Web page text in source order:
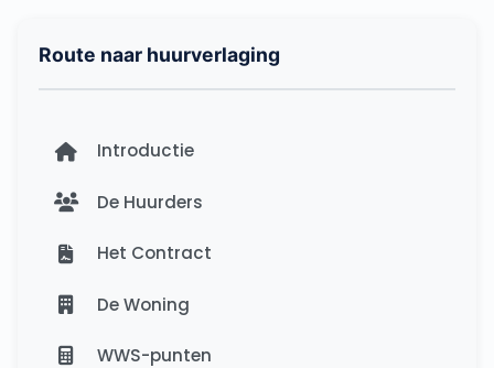
Route naar huurverlaging
Introductie
De Huurders
Het Contract
De Woning
WWS-punten